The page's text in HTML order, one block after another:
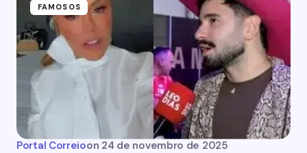
FAMOSOS
Portal Correioon 24 de novembro de 2025